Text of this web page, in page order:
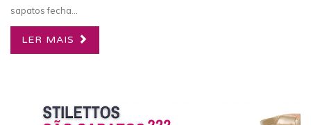
sapatos fecha...
LER MAIS